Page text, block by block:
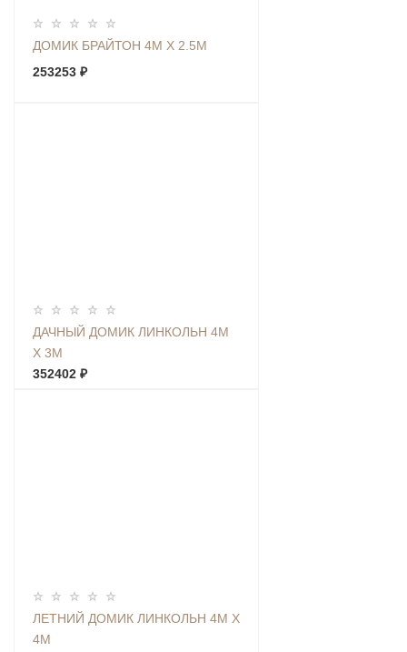
ДОМИК БРАЙТОН 4М Х 2.5М
253253 ₽
ДАЧНЫЙ ДОМИК ЛИНКОЛЬН 4М
Х 3М
352402 ₽
ЛЕТНИЙ ДОМИК ЛИНКОЛЬН 4М Х
4М